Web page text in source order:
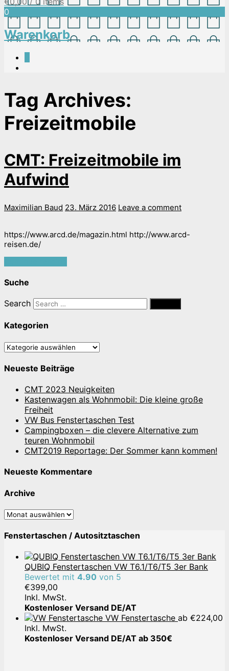
0
Warenkorb
Tag Archives:
Freizeitmobile
CMT: Freizeitmobile im
Aufwind
Maximilian Baud 23. März 2016 Leave a comment
https://www.arcd.de/magazin.html http://www.arcd-
reisen.de/
Suche
Search
Kategorien
Kategorien
Neueste Beiträge
CMT 2023 Neuigkeiten
Kastenwagen als Wohnmobil: Die kleine große
Freiheit
VW Bus Fenstertaschen Test
Campingboxen – die clevere Alternative zum
teuren Wohnmobil
CMT2019 Reportage: Der Sommer kann kommen!
Neueste Kommentare
Archive
Archive
Fenstertaschen / Autositztaschen
QUBIQ Fenstertaschen VW T6.1/T6/T5 3er Bank
Bewertet mit 4.90 von 5
€399,00
Inkl. MwSt.
Kostenloser Versand DE/AT
VW Fenstertasche ab €224,00
Inkl. MwSt.
Kostenloser Versand DE/AT ab 350€